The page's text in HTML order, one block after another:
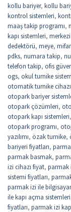
kollu bariyer, kollu
kontrol sistemleri,
maaş takip programı,
kapı sistemleri,
dedektörü, meye,
pdks, numara takip,
telefon takip, ofis
ogs, okul turnike
otomatik turnike cihazı
otopark bariyer
otopark çözümleri,
otopark kapı sistemleri,
otopark programı,
yazılımı, özak turnike,
bariyeri fiyatları,
parmak basmak,
izi cihazı fiyat, parmak
sistemi fiyatları,
parmak izi ile
ile kapı açma sistemleri
fiyatları, parmak izi